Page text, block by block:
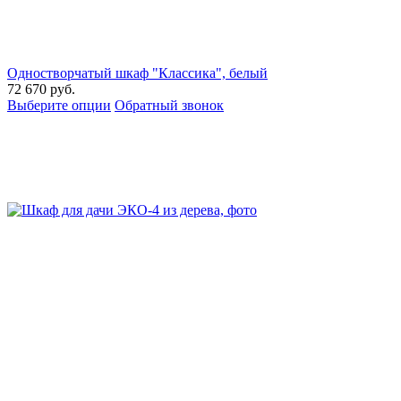
Одностворчатый шкаф "Классика", белый
72 670 руб.
Выберите опции Обратный звонок